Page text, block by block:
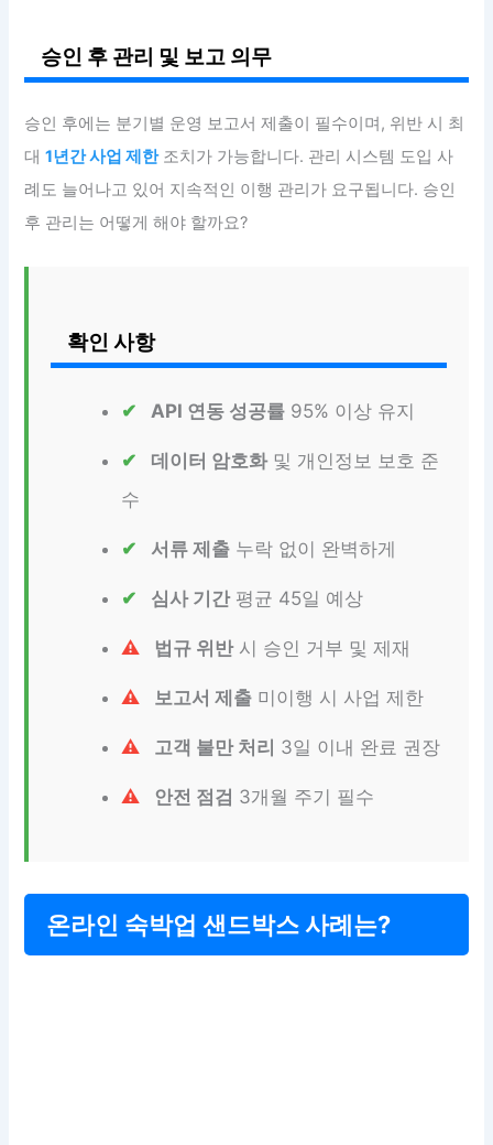
승인 후 관리 및 보고 의무
승인 후에는 분기별 운영 보고서 제출이 필수이며, 위반 시 최
대1년간 사업 제한조치가 가능합니다. 관리 시스템 도입 사
례도 늘어나고 있어 지속적인 이행 관리가 요구됩니다. 승인
후 관리는 어떻게 해야 할까요?
확인 사항
API 연동 성공률 95% 이상 유지
데이터 암호화및 개인정보 보호 준
수
서류 제출 누락 없이 완벽하게
심사 기간평균 45일 예상
법규 위반시 승인 거부 및 제재
보고서 제출 미이행 시 사업 제한
고객 불만 처리 3일 이내 완료 권장
안전 점검 3개월 주기 필수
온라인 숙박업 샌드박스 사례는?